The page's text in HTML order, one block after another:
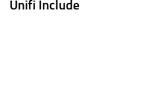
Unifi Include